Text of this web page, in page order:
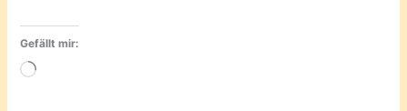
Gefällt mir:
Wird